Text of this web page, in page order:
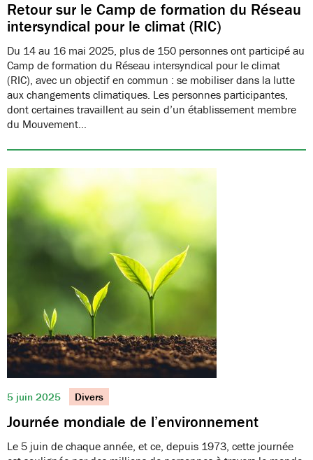
Retour sur le Camp de formation du Réseau
intersyndical pour le climat (RIC)
Du 14 au 16 mai 2025, plus de 150 personnes ont participé au
Camp de formation du Réseau intersyndical pour le climat
(RIC), avec un objectif en commun : se mobiliser dans la lutte
aux changements climatiques. Les personnes participantes,
dont certaines travaillent au sein d’un établissement membre
du Mouvement…
5 juin 2025 Divers
Journée mondiale de l’environnement
Le 5 juin de chaque année, et ce, depuis 1973, cette journée